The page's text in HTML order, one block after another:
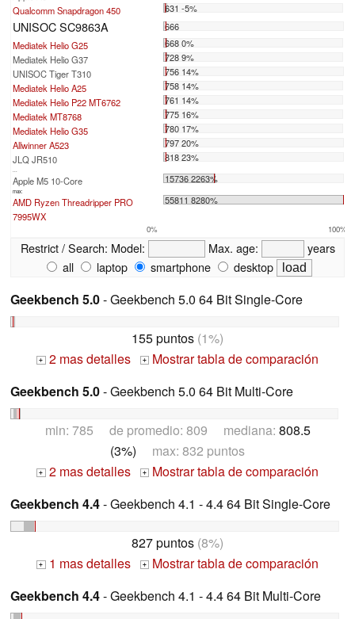
Qualcomm Snapdragon 450
631 -5%
UNISOC SC9863A
666
Mediatek Helio G25
668 0%
Mediatek Helio G37
728 9%
UNISOC Tiger T310
756 14%
Mediatek Helio A25
758 14%
Mediatek Helio P22 MT6762
761 14%
Mediatek MT8768
775 16%
Mediatek Helio G35
780 17%
Allwinner A523
797 20%
JLQ JR510
818 23%
...
Apple M5 10-Core 15736 2263%
max:
AMD Ryzen Threadripper PRO
7995WX
55811 8280%
0% 100%
Restrict / Search: Model: Max. age:
years
all
laptop smartphone desktop
Geekbench 5.0- Geekbench 5.0 64 Bit Single-Core
155 puntos (1%)
+ 2 mas detalles +
Mostrar tabla de comparación
Geekbench 5.0- Geekbench 5.0 64 Bit Multi-Core
min: 785 de promedio: 809 mediana: 808.5
(3%) max: 832 puntos
+ 2 mas detalles +
Mostrar tabla de comparación
Geekbench 4.4- Geekbench 4.1 - 4.4 64 Bit Single-Core
827 puntos (8%)
+ 1 mas detalles +
Mostrar tabla de comparación
Geekbench 4.4- Geekbench 4.1 - 4.4 64 Bit Multi-Core